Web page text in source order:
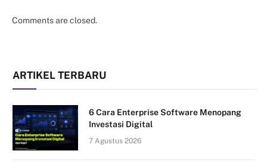
Comments are closed.
ARTIKEL TERBARU
6 Cara Enterprise Software Menopang
Investasi Digital
7 Agustus 2026